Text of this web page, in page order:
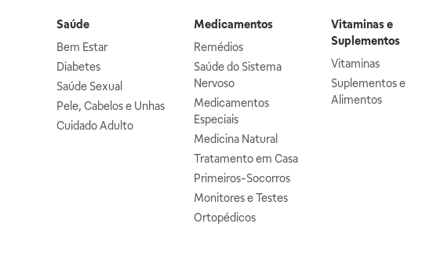
Saúde
Bem Estar
Diabetes
Saúde Sexual
Pele, Cabelos e Unhas
Cuidado Adulto
Medicamentos
Remédios
Saúde do Sistema
Nervoso
Medicamentos
Especiais
Medicina Natural
Tratamento em Casa
Primeiros-Socorros
Monitores e Testes
Ortopédicos
Vitaminas e
Suplementos
Vitaminas
Suplementos e
Alimentos